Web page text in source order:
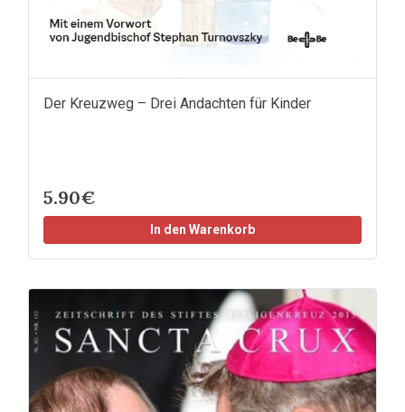
Der Kreuzweg – Drei Andachten für Kinder
5.90€
In den Warenkorb